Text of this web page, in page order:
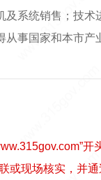
及系统销售；技
从事国家和本市
开
或现场核实，并